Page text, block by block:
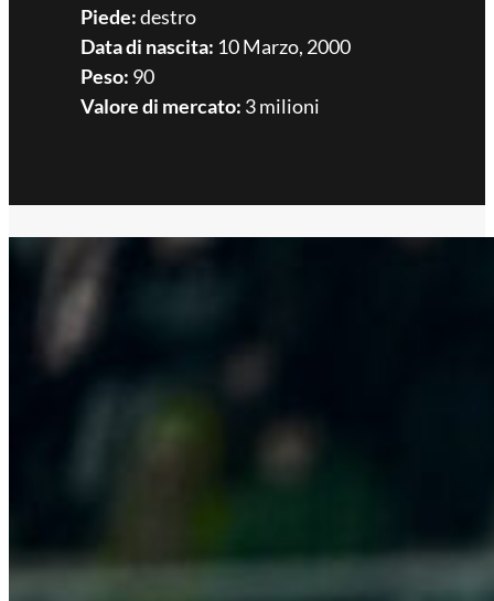
Piede:destro
Data di nascita: 10 Marzo, 2000
Peso: 90
Valore di mercato: 3 milioni